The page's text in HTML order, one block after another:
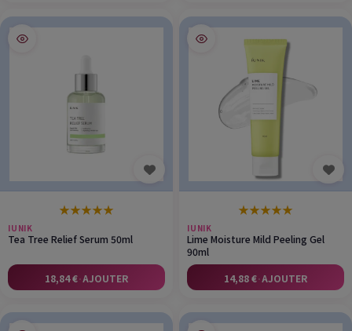
★★★★★
IUNIK
Tea Tree Relief Serum 50ml
18,84 €·AJOUTER
★★★★★
IUNIK
Lime Moisture Mild Peeling Gel
90ml
14,88 €·AJOUTER